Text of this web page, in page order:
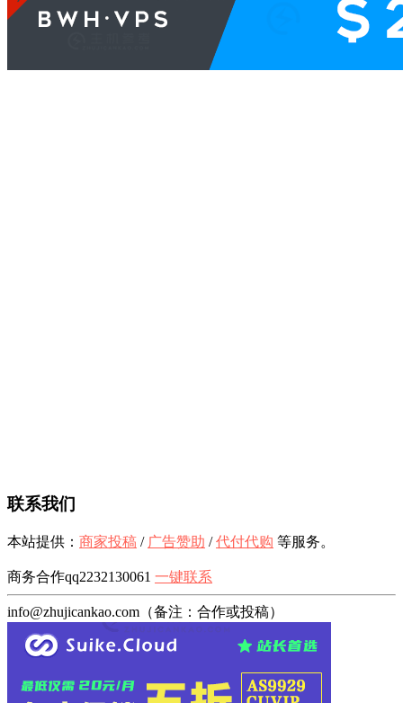
联系我们
本站提供： 商家投稿 / 广告赞助 /代付代购 等服务。
商务合作qq2232130061 一键联系
info@zhujicankao.com（备注：合作或投稿）